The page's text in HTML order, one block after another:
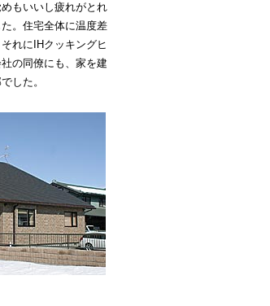
もいいし疲れがとれ
。住宅全体に温度差
れにIHクッキングヒ
の同僚にも、家を建
した。